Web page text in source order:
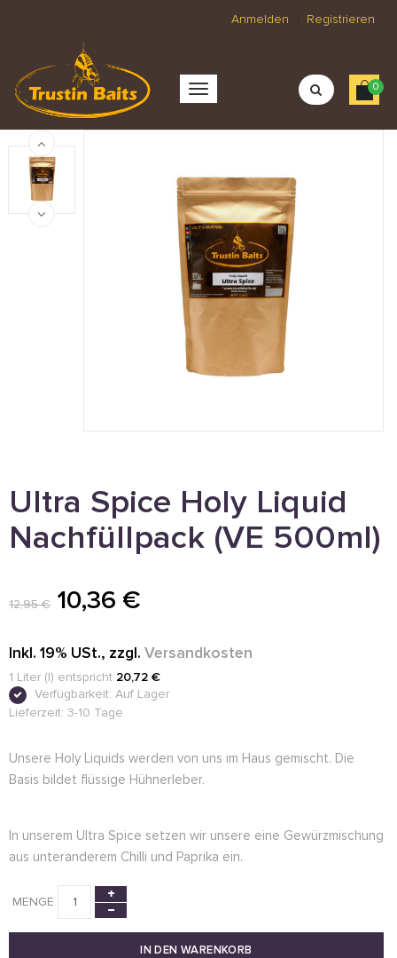
Anmelden Registrieren
0
Ultra Spice Holy Liquid
Nachfüllpack (VE 500ml)
12,95 € 10,36 €
Inkl. 19% USt., zzgl. Versandkosten
1 Liter (l) entspricht 20,72 €
Verfügbarkeit: Auf Lager
Lieferzeit: 3-10 Tage
Unsere Holy Liquids werden von uns im Haus gemischt. Die
Basis bildet flüssige Hühnerleber.
In unserem Ultra Spice setzen wir unsere eine Gewürzmischung
aus unteranderem Chilli und Paprika ein.
MENGE
IN DEN WARENKORB